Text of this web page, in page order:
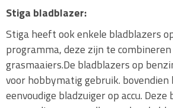
Stiga bladblazer:
Stiga heeft ook enkele bladblazers
programma, deze zijn te combineren
grasmaaiers.De bladblazers op
voor hobbymatig gebruik.
eenvoudige bladzuiger op accu.